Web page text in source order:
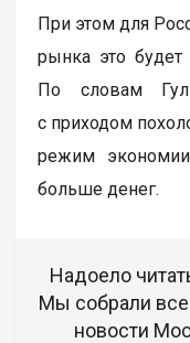
При этом для
рынка это
По словам
с приходом
режим
больше денег.
Надоело
Мы собрали
новости